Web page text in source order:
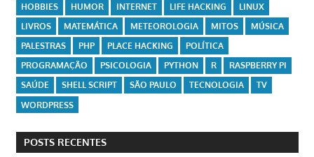
HOBBIES
HUMOR INTERNET LIFE HACKING
LINUX
LIVROS
MATEMÁTICA METEOROLOGIA MITOS
MÚSICA
PALESTRAS
PHP PLACE HACKING
POLÍTICA
PROGRAMAÇÃO
PSICOLOGIA PYTHON R
RASPBERRY PI
SAÚDE
SHELL SCRIPT SÃO PAULO TECNOLOGIA
TV
WORDPRESS
POSTS RECENTES